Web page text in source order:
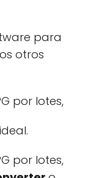
para
otros
por lotes,
por lotes,